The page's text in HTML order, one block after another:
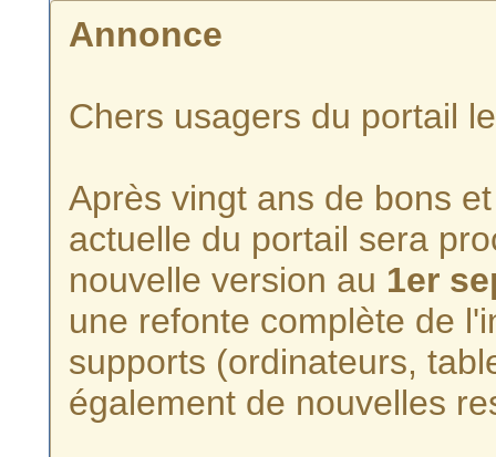
Annonce
Chers usagers du portail
Après vingt ans de bons
actuelle du portail sera
nouvelle version au 1er
une refonte complète de
supports (ordinateurs,
également de nouvelles